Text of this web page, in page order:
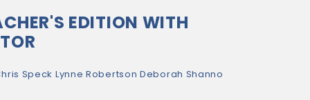
EDITION WITH
Speck Lynne RobertsonDeborah Shanno